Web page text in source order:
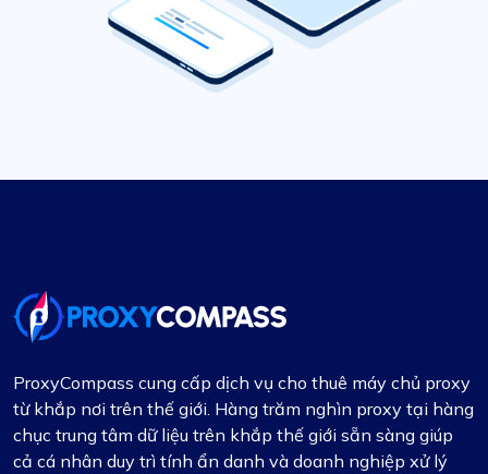
ProxyCompass cung cấp dịch vụ cho thuê máy chủ proxy
từ khắp nơi trên thế giới. Hàng trăm nghìn proxy tại hàng
chục trung tâm dữ liệu trên khắp thế giới sẵn sàng giúp
cả cá nhân duy trì tính ẩn danh và doanh nghiệp xử lý